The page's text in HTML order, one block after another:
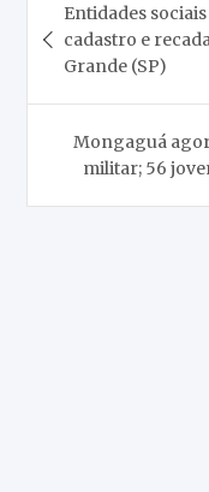
de
Post
Entidades
cadastro e
Grande (SP)
Mongaguá
militar; 56